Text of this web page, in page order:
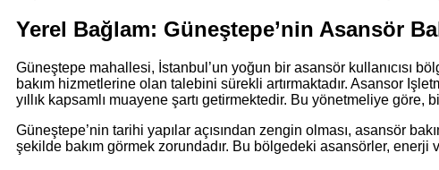
Yerel Bağlam: Güneştepe’nin Asansör
Güneştepe mahallesi, İstanbul’un yoğun bir asansör kullanıcısı
bakım hizmetlerine olan talebini sürekli artırmaktadır. Asansor
yıllık kapsamlı muayene şartı getirmektedir. Bu yönetmeliye
Güneştepe’nin tarihi yapılar açısından zengin olması, asansör
şekilde bakım görmek zorundadır. Bu bölgedeki asansörler, enerji